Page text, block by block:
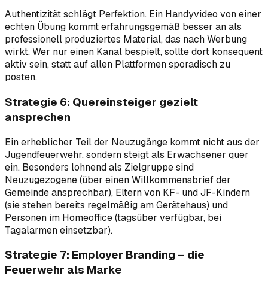
Authentizität schlägt Perfektion. Ein Handyvideo von einer
echten Übung kommt erfahrungsgemäß besser an als
professionell produziertes Material, das nach Werbung
wirkt. Wer nur einen Kanal bespielt, sollte dort konsequent
aktiv sein, statt auf allen Plattformen sporadisch zu
posten.
Strategie 6: Quereinsteiger gezielt
ansprechen
Ein erheblicher Teil der Neuzugänge kommt nicht aus der
Jugendfeuerwehr, sondern steigt als Erwachsener quer
ein. Besonders lohnend als Zielgruppe sind
Neuzugezogene (über einen Willkommensbrief der
Gemeinde ansprechbar), Eltern von KF- und JF-Kindern
(sie stehen bereits regelmäßig am Gerätehaus) und
Personen im Homeoffice (tagsüber verfügbar, bei
Tagalarmen einsetzbar).
Strategie 7: Employer Branding – die
Feuerwehr als Marke